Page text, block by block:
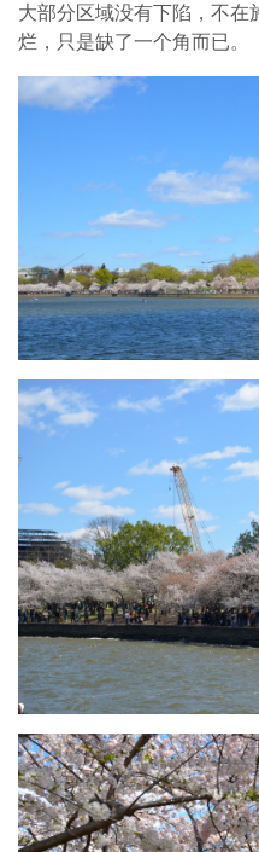
大部分区域没有下陷，不在
烂，只是缺了一个角而已。